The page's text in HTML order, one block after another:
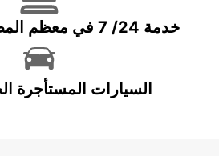
خدمة 24/ 7 في معظم المطارات الرئيسية
السيارات المستأجرة